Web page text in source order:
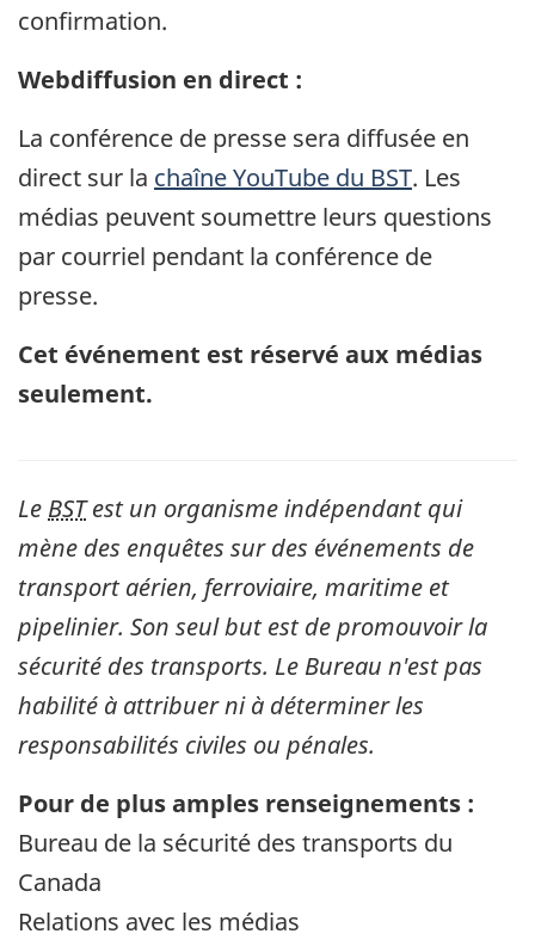
confirmation.
Webdiffusion en direct :
La conférence de presse sera diffusée en
direct sur la chaîne YouTube du BST. Les
médias peuvent soumettre leurs questions
par courriel pendant la conférence de
presse.
Cet événement est réservé aux médias
seulement.
Le BSTest un organisme indépendant qui
mène des enquêtes sur des événements de
transport aérien, ferroviaire, maritime et
pipelinier. Son seul but est de promouvoir la
sécurité des transports. Le Bureau n'est pas
habilité à attribuer ni à déterminer les
responsabilités civiles ou pénales.
Pour de plus amples renseignements :
Bureau de la sécurité des transports du
Canada
Relations avec les médias